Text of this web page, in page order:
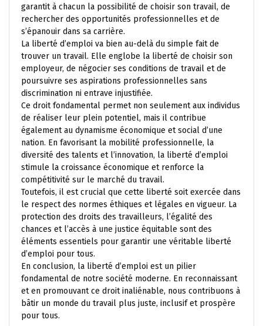
garantit à chacun la possibilité de choisir son travail, de
rechercher des opportunités professionnelles et de
s’épanouir dans sa carrière.
La liberté d’emploi va bien au-delà du simple fait de
trouver un travail. Elle englobe la liberté de choisir son
employeur, de négocier ses conditions de travail et de
poursuivre ses aspirations professionnelles sans
discrimination ni entrave injustifiée.
Ce droit fondamental permet non seulement aux individus
de réaliser leur plein potentiel, mais il contribue
également au dynamisme économique et social d’une
nation. En favorisant la mobilité professionnelle, la
diversité des talents et l’innovation, la liberté d’emploi
stimule la croissance économique et renforce la
compétitivité sur le marché du travail.
Toutefois, il est crucial que cette liberté soit exercée dans
le respect des normes éthiques et légales en vigueur. La
protection des droits des travailleurs, l’égalité des
chances et l’accès à une justice équitable sont des
éléments essentiels pour garantir une véritable liberté
d’emploi pour tous.
En conclusion, la liberté d’emploi est un pilier
fondamental de notre société moderne. En reconnaissant
et en promouvant ce droit inaliénable, nous contribuons à
bâtir un monde du travail plus juste, inclusif et prospère
pour tous.